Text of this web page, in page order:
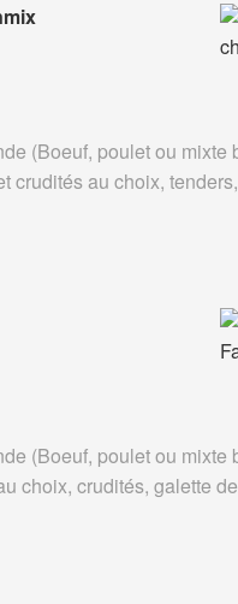
(Boeuf, poulet ou mixte
crudités au choix,
(Boeuf, poulet ou mixte
choix, crudités, galette